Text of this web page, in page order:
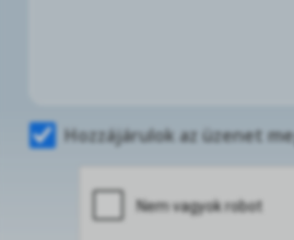
Hozzájárulok az üzenet